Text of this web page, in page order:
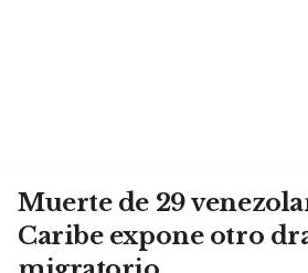
Muerte de 29
Caribe expone otro